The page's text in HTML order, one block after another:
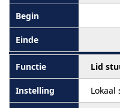
Lid
Lokaal